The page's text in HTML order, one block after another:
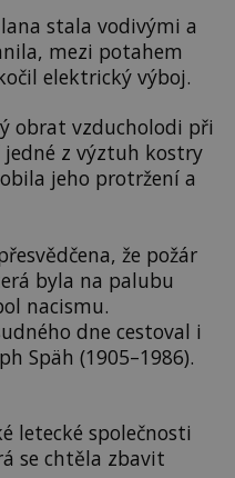
stala vodivými a
mezi potahem
elektrický výboj.
obrat vzducholodi při
z výztuh kostry
jeho protržení a
že požár
byla na palubu
nacismu.
dne cestoval i
Späh (1905–1986).
letecké společnosti
se chtěla zbavit